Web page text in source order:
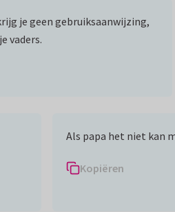
je geen gebruiksaanwijzing,
vaders.
Als papa het niet kan
Kopiëren